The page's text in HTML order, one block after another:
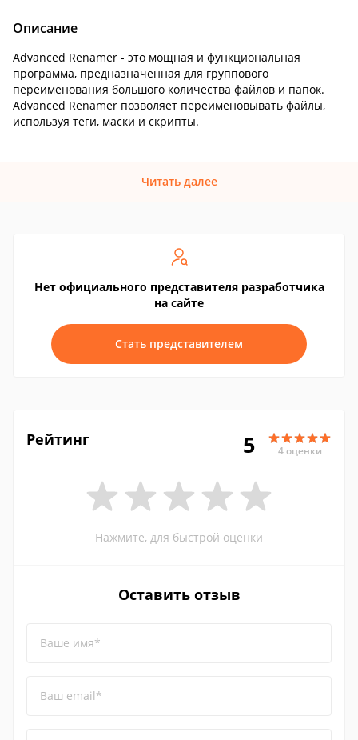
Описание
Advanced Renamer - это мощная и функциональная
программа, предназначенная для группового
переименования большого количества файлов и папок.
Advanced Renamer позволяет переименовывать файлы,
используя теги, маски и скрипты.
Читать далее
Нет официального представителя разработчика
на сайте
Стать представителем
Рейтинг 5 4 оценки
Нажмите, для быстрой оценки
Оставить отзыв
Ваше имя*
Ваш email*